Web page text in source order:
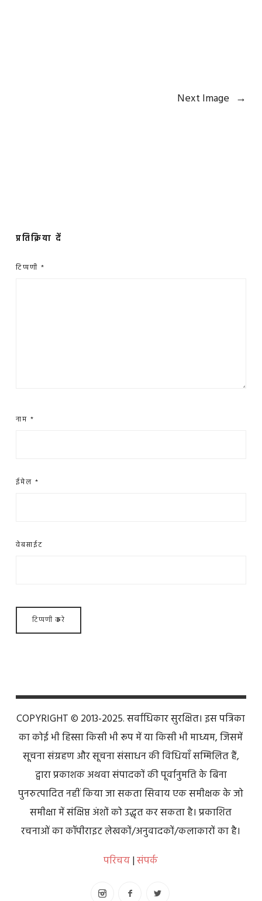
Next Image →
प्रतिक्रिया दें
टिप्पणी *
नाम *
ईमेल *
वेबसाईट
COPYRIGHT © 2013-2025. सर्वाधिकार सुरक्षित। इस पत्रिका
का कोई भी हिस्सा किसी भी रूप में या किसी भी माध्यम, जिसमें
सूचना संग्रहण और सूचना संसाधन की विधियाँ सम्मिलित हैं,
द्वारा प्रकाशक अथवा संपादकों की पूर्वानुमति के बिना
पुनरुत्पादित नहीं किया जा सकता सिवाय एक समीक्षक के जो
समीक्षा में संक्षिप्त अंशों को उद्धृत कर सकता है। प्रकाशित
रचनाओं का कॉपीराइट लेखकों/अनुवादकों/कलाकारों का है।
परिचय|संपर्क